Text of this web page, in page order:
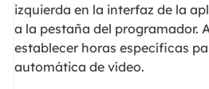
izquierda en la interfaz de la
a la pestaña del programador.
establecer horas específicas
automática de vídeo.